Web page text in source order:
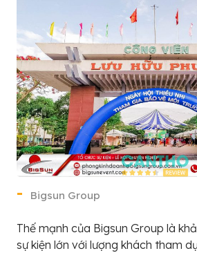
Bigsun Group
Thế mạnh của Bigsun Group là
sự kiện lớn với lượng khách tham